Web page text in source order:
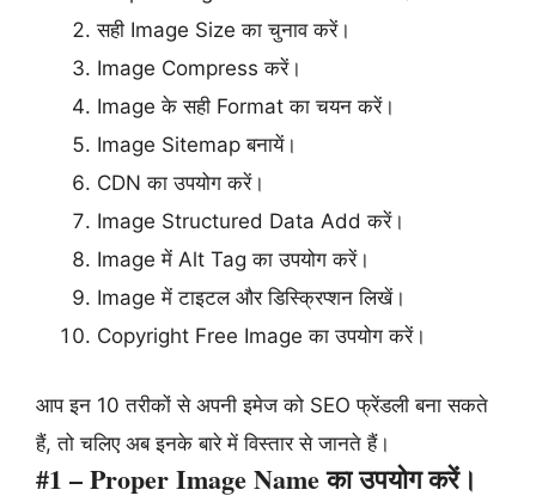
सही Image Size का चुनाव करें।
Image Compress करें।
Image के सही Format का चयन करें।
Image Sitemap बनायें।
CDN का उपयोग करें।
Image Structured Data Add करें।
Image में Alt Tag का उपयोग करें।
Image में टाइटल और डिस्क्रिप्शन लिखें।
Copyright Free Image का उपयोग करें।
आप इन 10 तरीकों से अपनी इमेज को SEO फ्रेंडली बना सकते
हैं, तो चलिए अब इनके बारे में विस्तार से जानते हैं।
#1 – Proper Image Name का उपयोग करें।